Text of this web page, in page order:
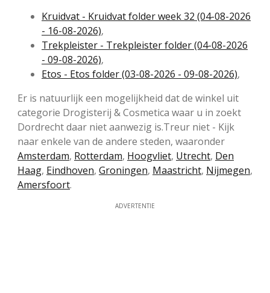
Kruidvat - Kruidvat folder week 32 (04-08-2026
- 16-08-2026),
Trekpleister - Trekpleister folder (04-08-2026
- 09-08-2026),
Etos - Etos folder (03-08-2026 - 09-08-2026),
Er is natuurlijk een mogelijkheid dat de winkel uit
categorie Drogisterij & Cosmetica waar u in zoekt
Dordrecht daar niet aanwezig is.Treur niet - Kijk
naar enkele van de andere steden, waaronder
Amsterdam, Rotterdam, Hoogvliet, Utrecht, Den
Haag, Eindhoven, Groningen, Maastricht, Nijmegen,
Amersfoort.
ADVERTENTIE